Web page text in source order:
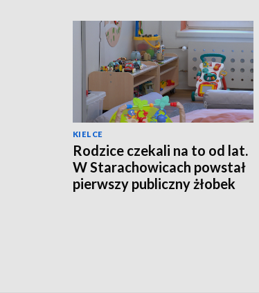
KIELCE
Rodzice czekali na to od lat.
W Starachowicach powstał
pierwszy publiczny żłobek